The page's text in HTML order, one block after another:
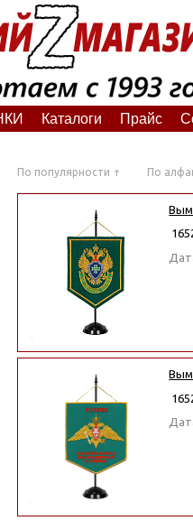
Каталоги Прайс
По популярности По